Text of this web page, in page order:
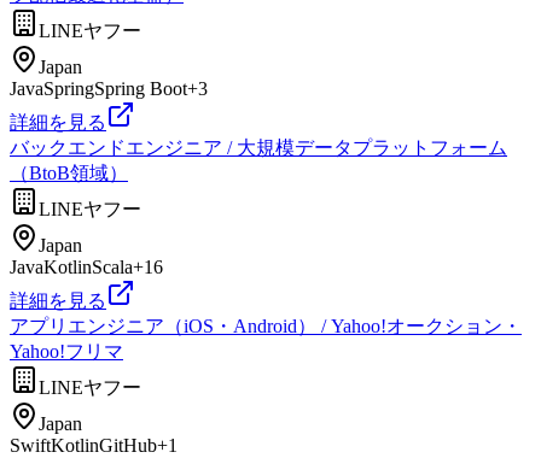
LINEヤフー
Japan
JavaSpringSpring Boot+3
詳細を見る
バックエンドエンジニア / 大規模データプラットフォーム
（BtoB領域）
LINEヤフー
Japan
JavaKotlinScala+16
詳細を見る
アプリエンジニア（iOS・Android） / Yahoo!オークション・
Yahoo!フリマ
LINEヤフー
Japan
SwiftKotlinGitHub+1